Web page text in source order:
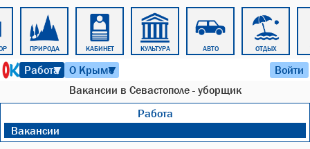
ПРИРОДА КАБИНЕТ КУЛЬТУРА АВТО ОТДЫХ
Работа
▼ О Крыме
▼ Войти
Вакансии в Севастополе - уборщик
Работа
Вакансии